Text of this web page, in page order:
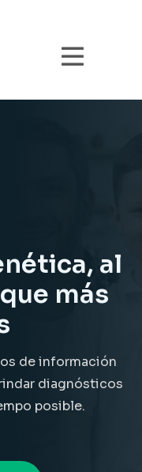
al
más
de información
diagnósticos
posible.